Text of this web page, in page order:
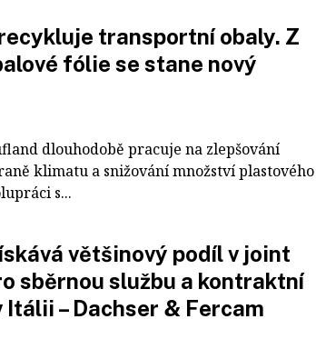
transportní obaly. Z
fólie se stane nový
dlouhodobě pracuje na zlepšování
klimatu a snižování množství plastového
s...
většinový podíl v joint
sběrnou službu a kontraktní
– Dachser & Fercam